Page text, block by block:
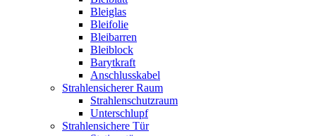
Bleiglas
Bleifolie
Bleibarren
Bleiblock
Barytkraft
Anschlusskabel
Strahlensicherer Raum
Strahlenschutzraum
Unterschlupf
Strahlensichere Tür